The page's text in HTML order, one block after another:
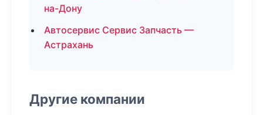
на-Дону
Автосервис Сервис Запчасть —
Астрахань
Другие компании